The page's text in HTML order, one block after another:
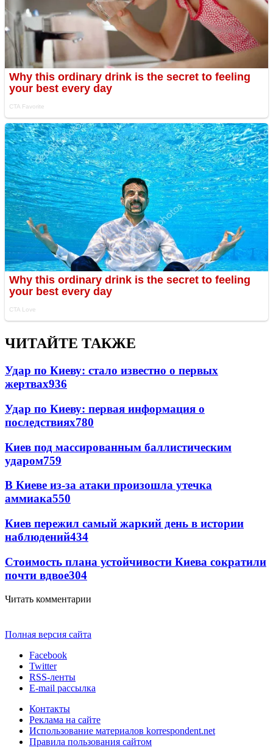
ЧИТАЙТЕ ТАКЖЕ
Удар по Киеву: стало известно о первых
жертвах936
Удар по Киеву: первая информация о
последствиях780
Киев под массированным баллистическим
ударом759
В Киеве из-за атаки произошла утечка
аммиака550
Киев пережил самый жаркий день в истории
наблюдений434
Стоимость плана устойчивости Киева сократили
почти вдвое304
Читать комментарии
Полная версия сайта
Facebook
Twitter
RSS-ленты
E-mail рассылка
Контакты
Реклама на сайте
Использование материалов korrespondent.net
Правила пользования сайтом